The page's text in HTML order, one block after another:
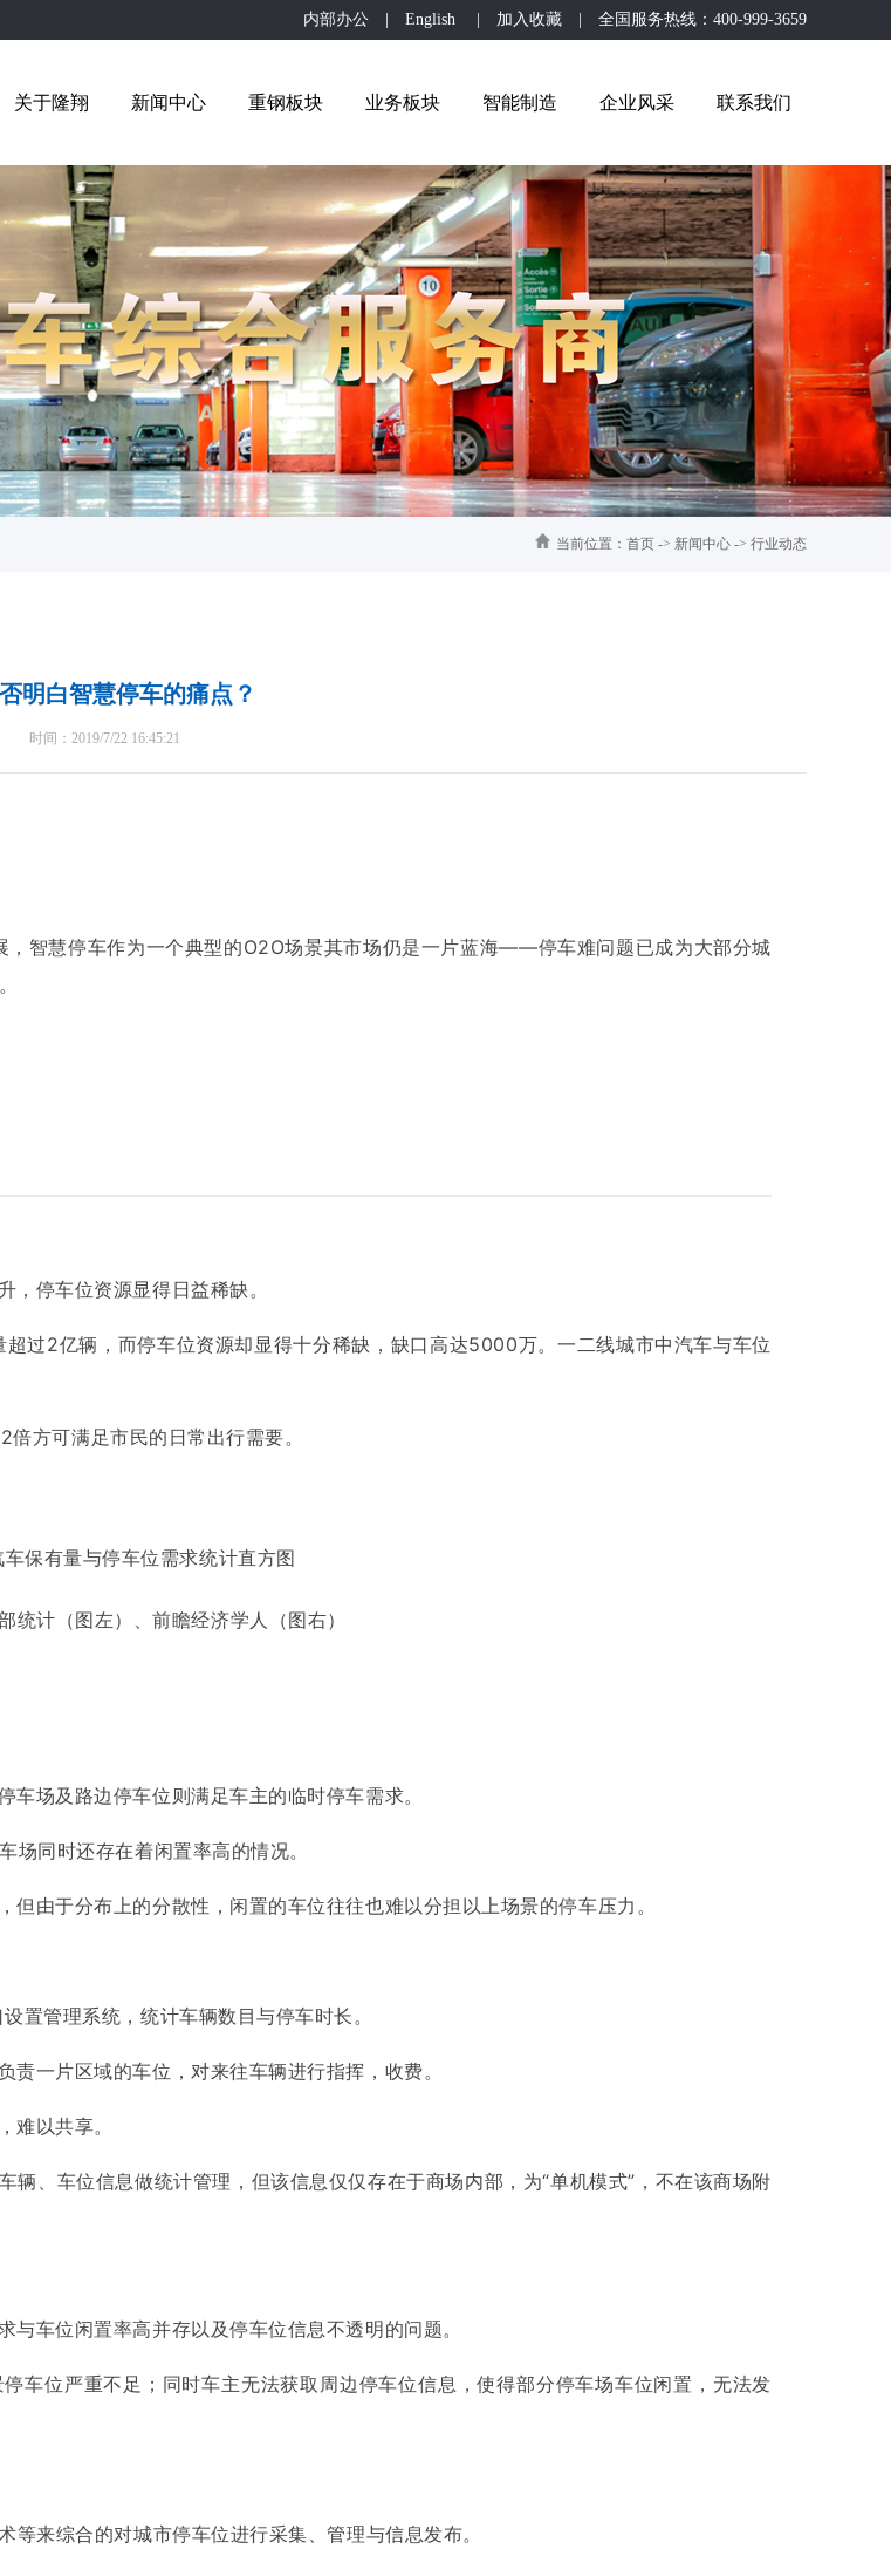
内部办公 English 加入收藏 | 全国服务热线：400-999-3659
关于隆翔 新闻中心 重钢板块 业务板块 智能制造 企业风采 联系我们
当前位置： 首页 -> 新闻中心 -> 行业动态
明白智慧停车的痛点？
时间：2019/7/22 16:45:21
，智慧停车作为一个典型的O2O场景其市场仍是一片蓝海——停车难问题已成为大部分城
停车位资源显得日益稀缺。
过2亿辆，而停车位资源却显得十分稀缺，缺口高达5000万。一二线城市中汽车与车位
方可满足市民的日常出行需要。
车保有量与停车位需求统计直方图
统计（图左）、前瞻经济学人（图右）
场及路边停车位则满足车主的临时停车需求。
场同时还存在着闲置率高的情况。
由于分布上的分散性，闲置的车位往往也难以分担以上场景的停车压力。
置管理系统，统计车辆数目与停车时长。
一片区域的车位，对来往车辆进行指挥，收费。
难以共享。
、车位信息做统计管理，但该信息仅仅存在于商场内部，为“单机模式”，不在该商场附
车位闲置率高并存以及停车位信息不透明的问题。
车位严重不足；同时车主无法获取周边停车位信息，使得部分停车场车位闲置，无法发
来综合的对城市停车位进行采集、管理与信息发布。